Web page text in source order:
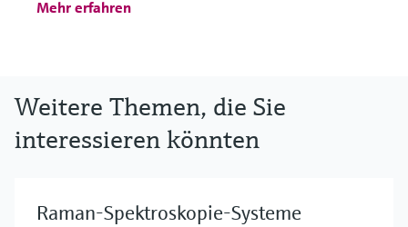
Mehr erfahren
Weitere Themen, die Sie
interessieren könnten
Raman-Spektroskopie-Systeme